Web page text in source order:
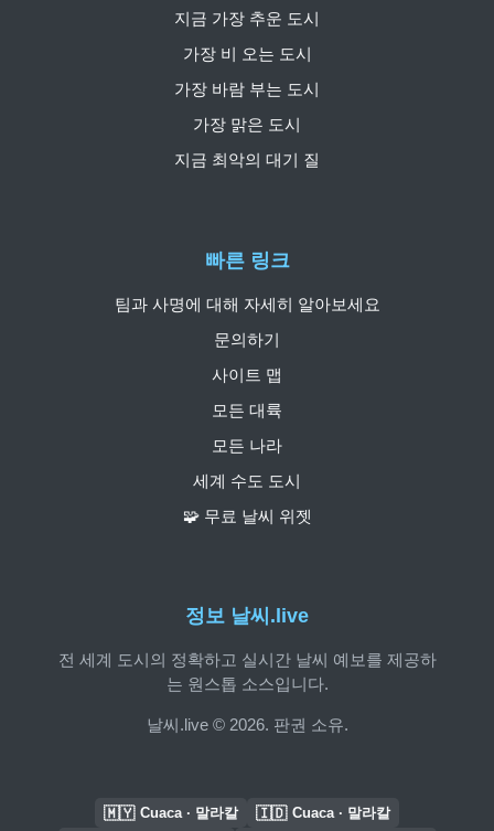
정보 날씨.live
전 세계 도시의 정확하고 실시간 날씨 예보를 제공하
는 원스톱 소스입니다.
날씨.live © 2026. 판권 소유.
빠른 링크
팀과 사명에 대해 자세히 알아보세요
문의하기
사이트 맵
모든 대륙
모든 나라
세계 수도 도시
🧩 무료 날씨 위젯
지금 가장 추운 도시
가장 비 오는 도시
가장 바람 부는 도시
가장 맑은 도시
지금 최악의 대기 질
🇲🇾 Cuaca · 말라칼 🇮🇩 Cuaca · 말라칼